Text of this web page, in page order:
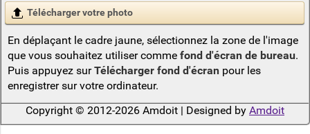
Télécharger votre photo
En déplaçant le cadre jaune, sélectionnez la zone de l'image
que vous souhaitez utiliser comme fond d'écran de bureau.
Puis appuyez surTélécharger fond d'écranpour les
enregistrer sur votre ordinateur.
Copyright © 2012-2026 Amdoit | Designed by Amdoit